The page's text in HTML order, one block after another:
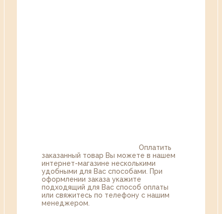
Оплатить
заказанный товар Вы можете в нашем
интернет-магазине несколькими
удобными для Вас способами. При
оформлении заказа укажите
подходящий для Вас способ оплаты
или свяжитесь по телефону с нашим
менеджером.